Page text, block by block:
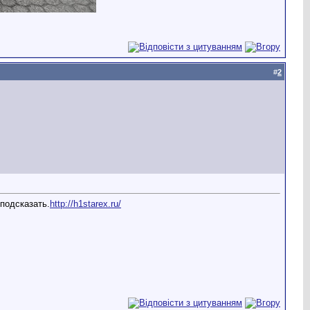
#2
http://h1starex.ru/